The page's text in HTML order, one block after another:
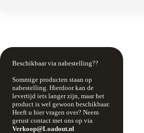
Beschikbaar via nabestelling??
Sommige producten staan op
nabestelling. Hierdoor kan de
levertijd iets langer zijn, maar het
product is wel gewoon beschikbaar.
Heeft u hier vragen over? Neem
gerust contact met ons op via
Verkoop@Loadout.nl